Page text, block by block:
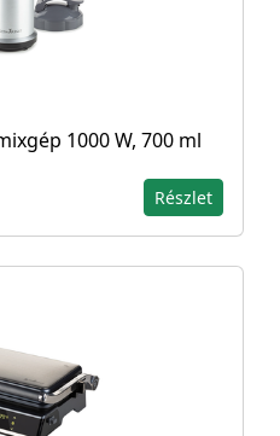
1000 W, 700 ml
Részlet